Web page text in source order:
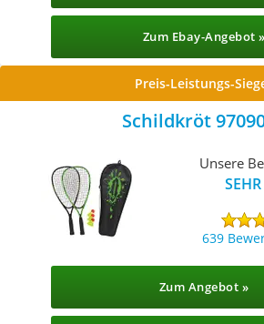
Zum Ebay-Angebot »
Preis-Leistungs-
Schildkröt
Unsere
639
Zum Angebot »